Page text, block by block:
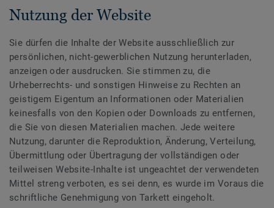
Nutzung der Website
Sie dürfen die Inhalte der Website ausschließlich zur
persönlichen, nicht-gewerblichen Nutzung herunterladen,
anzeigen oder ausdrucken. Sie stimmen zu, die
Urheberrechts- und sonstigen Hinweise zu Rechten an
geistigem Eigentum an Informationen oder Materialien
keinesfalls von den Kopien oder Downloads zu entfernen,
die Sie von diesen Materialien machen. Jede weitere
Nutzung, darunter die Reproduktion, Änderung, Verteilung,
Übermittlung oder Übertragung der vollständigen oder
teilweisen Website-Inhalte ist ungeachtet der verwendeten
Mittel streng verboten, es sei denn, es wurde im Voraus die
schriftliche Genehmigung von Tarkett eingeholt.